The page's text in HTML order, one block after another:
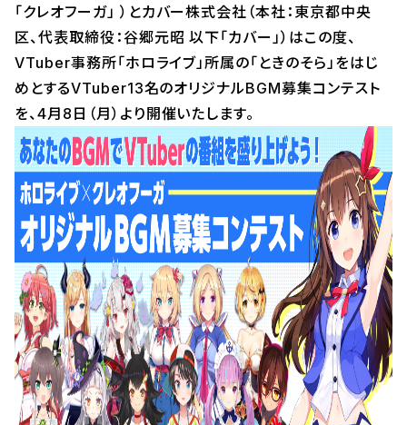
「クレオフーガ」 ）とカバー株式会社（本社：東京都中央
区、代表取締役：谷郷元昭 以下「カバー」）はこの度、
VTuber事務所「ホロライブ」所属の「ときのそら」をはじ
めとするVTuber13名のオリジナルBGM募集コンテスト
を、4月8日（月）より開催いたします。